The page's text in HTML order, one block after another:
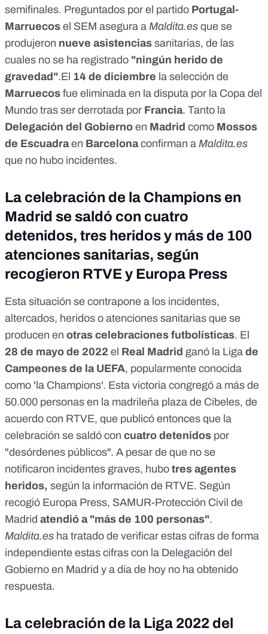
semifinales. Preguntados por el partido Portugal-
Marruecos el SEM asegura a Maldita.es que se
produjeron nueve asistencias sanitarias, de las
cuales no se ha registrado "ningún herido de
gravedad".El 14 de diciembre la selección de
Marruecos fue eliminada en la disputa por la Copa del
Mundo tras ser derrotada por Francia. Tanto la
Delegación del Gobierno en Madrid como Mossos
de Escuadraen Barcelonaconfirman a Maldita.es
que no hubo incidentes.
La celebración de la Champions en
Madrid se saldó con cuatro
detenidos, tres heridos y más de 100
atenciones sanitarias, según
recogieron RTVE y Europa Press
Esta situación se contrapone a los incidentes,
altercados, heridos o atenciones sanitarias que se
producen en otras celebraciones futbolísticas. El
28 de mayo de 2022 el Real Madrid ganó la Liga de
Campeones de la UEFA, popularmente conocida
como 'la Champions'. Esta victoria congregó a más de
50.000 personas en la madrileña plaza de Cibeles, de
acuerdo con RTVE, que publicó entonces que la
celebración se saldó con cuatro detenidos por
"desórdenes públicos". A pesar de que no se
notificaron incidentes graves, hubo tres agentes
heridos, según la información de RTVE. Según
recogió Europa Press, SAMUR-Protección Civil de
Madrid atendió a "más de 100 personas".
Maldita.es ha tratado de verificar estas cifras de forma
independiente estas cifras con la Delegación del
Gobierno en Madrid y a día de hoy no ha obtenido
respuesta.
La celebración de la Liga 2022 del